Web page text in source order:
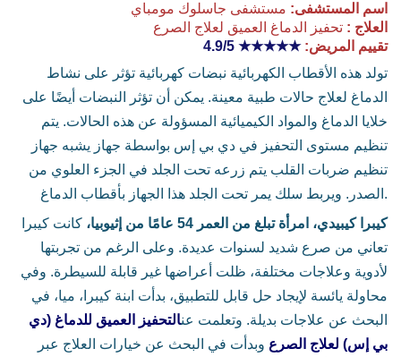
اسم المستشفى: مستشفى جاسلوك مومباي
العلاج : تحفيز الدماغ العميق لعلاج الصرع
تقييم المريض: ★★★★★
4.9/5
تولد هذه الأقطاب الكهربائية نبضات كهربائية تؤثر على نشاط
الدماغ لعلاج حالات طبية معينة. يمكن أن تؤثر النبضات أيضًا على
خلايا الدماغ والمواد الكيميائية المسؤولة عن هذه الحالات. يتم
تنظيم مستوى التحفيز في دي بي إس بواسطة جهاز يشبه جهاز
تنظيم ضربات القلب يتم زرعه تحت الجلد في الجزء العلوي من
الصدر. ويربط سلك يمر تحت الجلد هذا الجهاز بأقطاب الدماغ.
كيبرا كيبيدي، امرأة تبلغ من العمر 54 عامًا من إثيوبيا،
كانت كيبرا
تعاني من صرع شديد لسنوات عديدة. وعلى الرغم من تجربتها
لأدوية وعلاجات مختلفة، ظلت أعراضها غير قابلة للسيطرة. وفي
محاولة يائسة لإيجاد حل قابل للتطبيق، بدأت ابنة كيبرا، ميا، في
البحث عن علاجات بديلة. وتعلمت عنالتحفيز العميق للدماغ (دي
بي إس) لعلاج الصرع وبدأت في البحث عن خيارات العلاج عبر